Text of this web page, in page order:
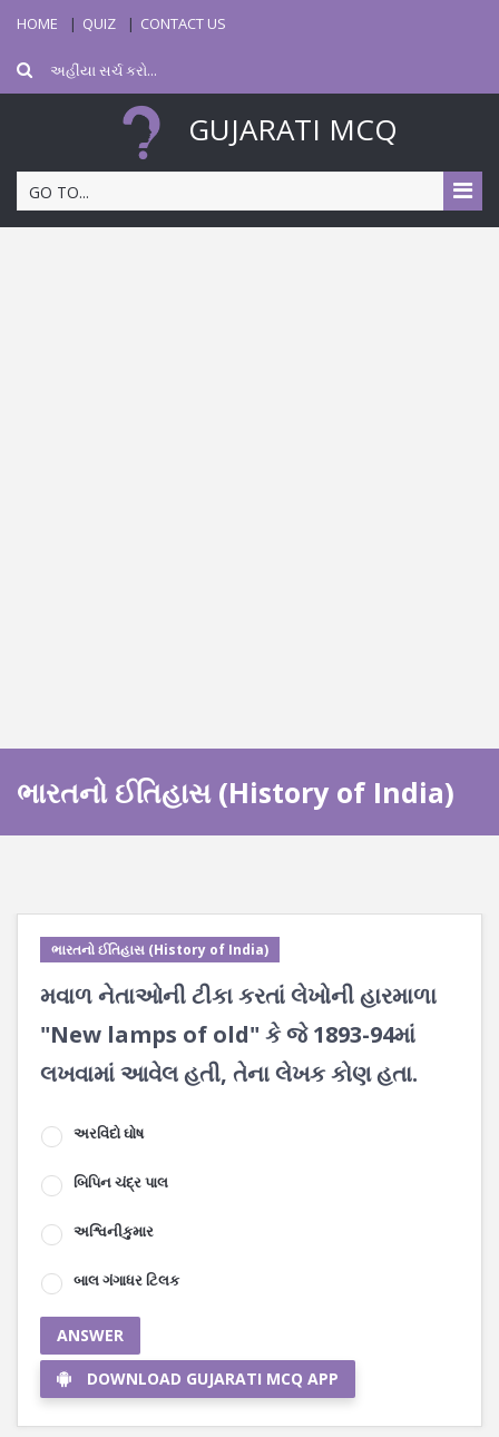
HOME QUIZ CONTACT US
GUJARATI MCQ
GO TO...
ભારતનો ઈતિહાસ (History of India)
ભારતનો ઈતિહાસ (History of India)
મવાળ નેતાઓની ટીકા કરતાં લેખોની હારમાળા
"New lamps of old" કે જે 1893-94માં
લખવામાં આવેલ હતી, તેના લેખક કોણ હતા.
અરવિંદો ઘોષ
બિપિન ચંદ્ર પાલ
અશ્વિનીકુમાર
બાલ ગંગાધર ટિલક
ANSWER
DOWNLOAD GUJARATI MCQ APP